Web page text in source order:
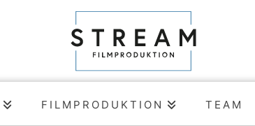
FILMPRODUKTION TEAM